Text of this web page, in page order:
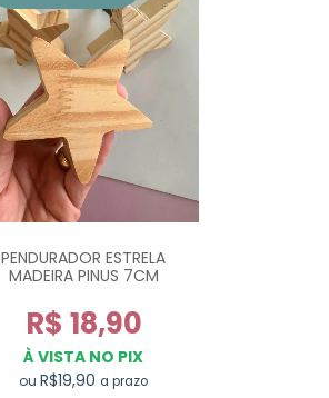
PENDURADOR ESTRELA
MADEIRA PINUS 7CM
R$ 18,90
À VISTA NO PIX
ouR$19,90 a prazo